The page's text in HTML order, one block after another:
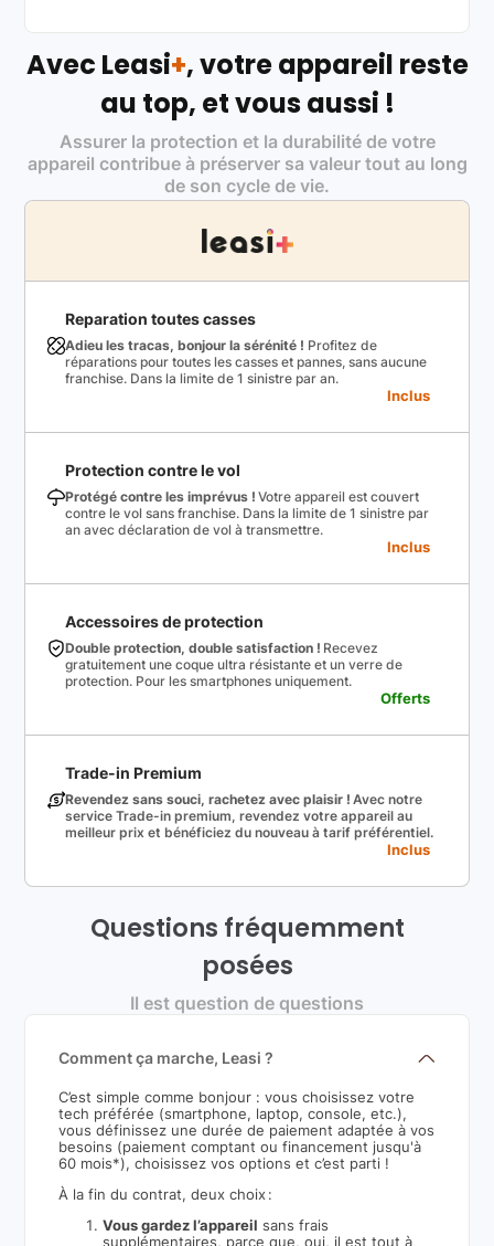
Avec Leasi+, votre appareil reste
au top, et vous aussi !
Assurer la protection et la durabilité de votre
appareil contribue à préserver sa valeur tout au long
de son cycle de vie.
Reparation toutes casses
Adieu les tracas, bonjour la sérénité ! Profitez de
réparations pour toutes les casses et pannes, sans aucune
franchise. Dans la limite de 1 sinistre par an.
Inclus
Protection contre le vol
Protégé contre les imprévus ! Votre appareil est couvert
contre le vol sans franchise. Dans la limite de 1 sinistre par
an avec déclaration de vol à transmettre.
Inclus
Accessoires de protection
Double protection, double satisfaction ! Recevez
gratuitement une coque ultra résistante et un verre de
protection. Pour les smartphones uniquement.
Offerts
Trade-in Premium
Revendez sans souci, rachetez avec plaisir ! Avec notre
service Trade-in premium, revendez votre appareil au
meilleur prix et bénéficiez du nouveau à tarif préférentiel.
Inclus
Questions fréquemment
posées
Il est question de questions
Comment ça marche, Leasi ?
C’est simple comme bonjour : vous choisissez votre
tech préférée (smartphone, laptop, console, etc.),
vous définissez une durée de paiement adaptée à vos
besoins (paiement comptant ou financement jusqu'à
60 mois*), choisissez vos options et c’est parti !
À la fin du contrat, deux choix :
Vous gardez l’appareil sans frais
supplémentaires, parce que, oui, il est tout à